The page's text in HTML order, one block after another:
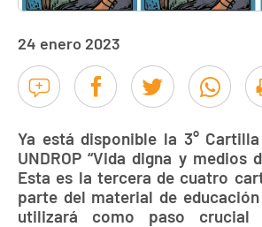
24 enero 2023
Ya está disponible la 3°
UNDROP “Vida digna y medios
Esta es la tercera de cuatro
parte del material de
utilizará como paso